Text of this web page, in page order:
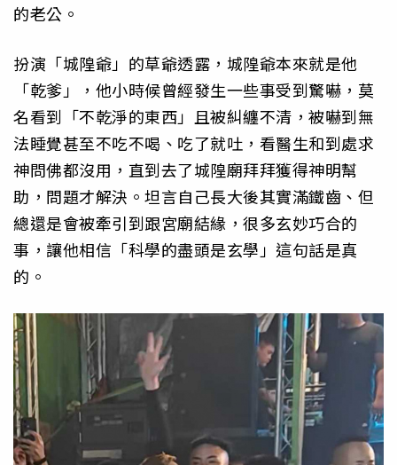
的老公。
扮演「城隍爺」的草爺透露，城隍爺本來就是他
「乾爹」，他小時候曾經發生一些事受到驚嚇，莫
名看到「不乾淨的東西」且被糾纏不清，被嚇到無
法睡覺甚至不吃不喝、吃了就吐，看醫生和到處求
神問佛都沒用，直到去了城隍廟拜拜獲得神明幫
助，問題才解決。坦言自己長大後其實滿鐵齒、但
總還是會被牽引到跟宮廟結緣，很多玄妙巧合的
事，讓他相信「科學的盡頭是玄學」這句話是真
的。